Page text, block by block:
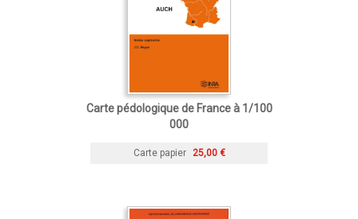
Carte pédologique de France à 1/100
000
Carte papier 25,00 €